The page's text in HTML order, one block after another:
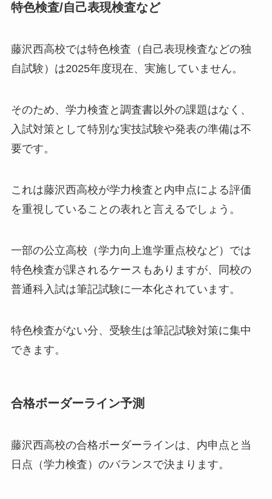
特色検査/自己表現検査など
藤沢西高校では特色検査（自己表現検査などの独
自試験）は2025年度現在、実施していません。
そのため、学力検査と調査書以外の課題はなく、
入試対策として特別な実技試験や発表の準備は不
要です。
これは藤沢西高校が学力検査と内申点による評価
を重視していることの表れと言えるでしょう。
一部の公立高校（学力向上進学重点校など）では
特色検査が課されるケースもありますが、同校の
普通科入試は筆記試験に一本化されています。
特色検査がない分、受験生は筆記試験対策に集中
できます。
合格ボーダーライン予測
藤沢西高校の合格ボーダーラインは、内申点と当
日点（学力検査）のバランスで決まります。